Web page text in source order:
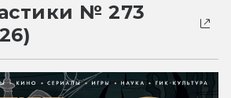
№ 273